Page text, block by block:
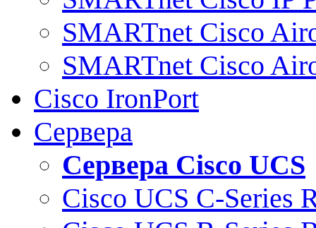
SMARTnet Cisco
SMARTnet Cisco
Cisco IronPort
Сервера
Сервера Cisco UCS
Cisco UCS C-Series